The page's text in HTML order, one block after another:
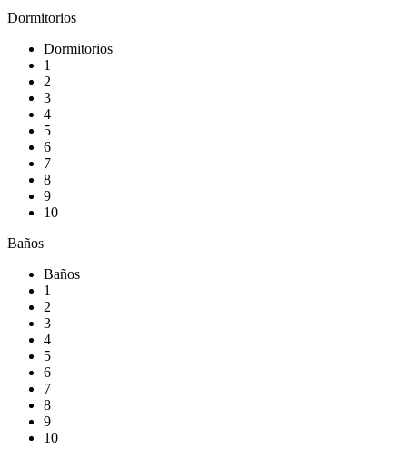
Dormitorios
Dormitorios
1
2
3
4
5
6
7
8
9
10
Baños
Baños
1
2
3
4
5
6
7
8
9
10